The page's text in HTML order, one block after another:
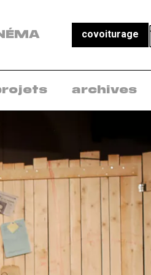
covoiturage
archives